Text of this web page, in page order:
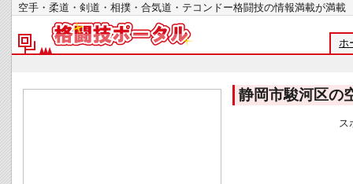
空手・柔道・剣道・相撲・合気道・テコンドー格闘技の情報満載が
ホ
静岡市駿河区の
ス